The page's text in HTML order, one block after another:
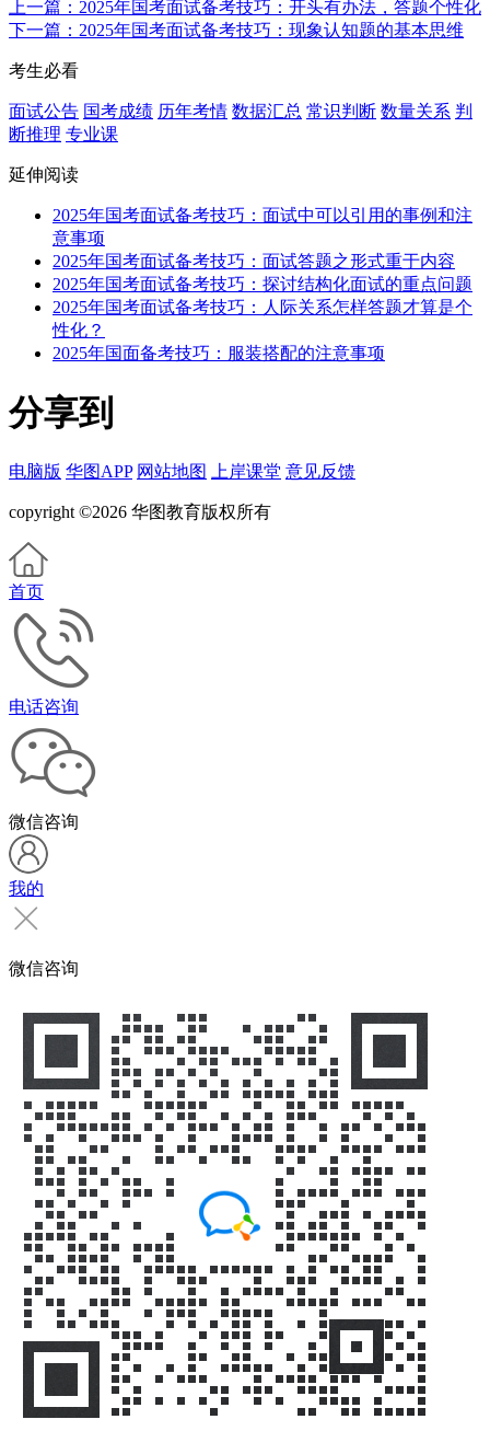
上一篇：2025年国考面试备考技巧：开头有办法，答题个性化
下一篇：2025年国考面试备考技巧：现象认知题的基本思维
考生必看
面试公告 国考成绩 历年考情 数据汇总 常识判断 数量关系 判
断推理 专业课
延伸阅读
2025年国考面试备考技巧：面试中可以引用的事例和注
意事项
2025年国考面试备考技巧：面试答题之形式重于内容
2025年国考面试备考技巧：探讨结构化面试的重点问题
2025年国考面试备考技巧：人际关系怎样答题才算是个
性化？
2025年国面备考技巧：服装搭配的注意事项
分享到
电脑版 华图APP 网站地图 上岸课堂 意见反馈
copyright ©2026 华图教育版权所有
首页
电话咨询
微信咨询
我的
微信咨询